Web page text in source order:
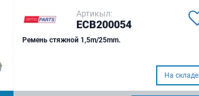
Артикыл:
ECB200054
Ремень стяжной 1,5m/25mm.
На складе